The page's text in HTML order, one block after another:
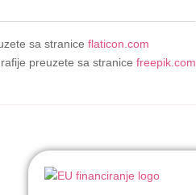
sa stranice flaticon.com
preuzete sa stranice freepik.com